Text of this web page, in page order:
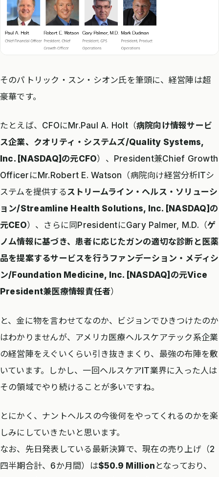
そのパトリック・スン・シオン氏を筆頭に、経営陣は超
豪華です。
たとえば、CFOにMr.Paul A. Holt（病院向け情報サービ
ス企業、クオリティ・システムズ/Quality Systems,
Inc. [NASDAQ]の元CFO）、President兼Chief Growth
OfficerにMr.Robert E. Watson（病院向け経営分析ITシ
ステムを提供するストリームライン・ヘルス・ソリューシ
ョン/Streamline Health Solutions, Inc. [NASDAQ]の
元CEO）、さらに同PresidentにGary Palmer, M.D.（ゲ
ノム情報に基づき、患者に応じたガンの適切な診断と医薬
品を提案するサービスを行うファンデーション・メディシ
ン/Foundation Medicine, Inc. [NASDAQ]の元Vice
President兼医療情報責任者）
と、金に物を言わせてなのか、ビジョンでひきつけたのか
はわかりませんが、アメリカ医療ヘルスケアテック系企業
の経営陣をえぐいくらい引き抜きまくり、最強の布陣を敷
いています。しかし、一回ヘルスケアIT業界に入った人は
その領域でやり続けることが多いですね。
とにかく、ナントヘルスの今後何をやってくれるのかを楽
しみにしていきたいと思います。
なお、先日発表している最新決算で、現在の売り上げ（2
四半期合計、6か月間）は$50.9 Million となっており、